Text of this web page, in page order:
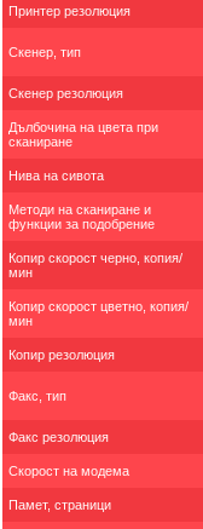
Принтер резолюция
Скенер, тип
Скенер резолюция
Дълбочина на цвета при
сканиране
Нива на сивота
Методи на сканиране и
функции за подобрение
Копир скорост черно, копия/
мин
Копир скорост цветно, копия/
мин
Копир резолюция
Факс, тип
Факс резолюция
Скорост на модема
Памет, страници